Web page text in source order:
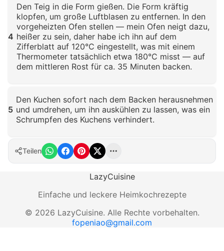
4
Den Teig in die Form gießen. Die Form kräftig
klopfen, um große Luftblasen zu entfernen. In den
vorgeheizten Ofen stellen — mein Ofen neigt dazu,
heißer zu sein, daher habe ich ihn auf dem
Zifferblatt auf 120°C eingestellt, was mit einem
Thermometer tatsächlich etwa 180°C misst — auf
dem mittleren Rost für ca. 35 Minuten backen.
5
Den Kuchen sofort nach dem Backen herausnehmen
und umdrehen, um ihn auskühlen zu lassen, was ein
Schrumpfen des Kuchens verhindert.
Klicken zum Vergrößern
Teilen
LazyCuisine
Einfache und leckere Heimkochrezepte
© 2026 LazyCuisine. Alle Rechte vorbehalten.
fopeniao@gmail.com